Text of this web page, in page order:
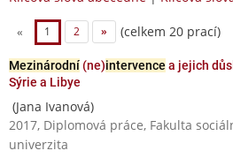
« 1 2 » (celkem 20 prací)
Mezinárodní (ne)intervence a jejich
Sýrie a Libye
(Jana Ivanová)
2017, Diplomová práce, Fakulta
univerzita